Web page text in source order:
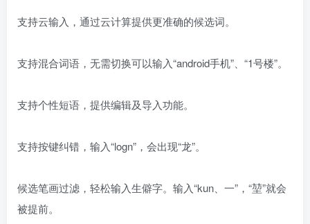
支持云输入，通过云计算提供更准确的候选词。
支持混合词语，无需切换可以输入“android手机”、“1号楼”。
支持个性短语，提供编辑及导入功能。
支持按键纠错，输入“logn”，会出现“龙”。
候选笔画过滤，轻松输入生僻字。输入“kun、一”，“堃”就会
被提前。